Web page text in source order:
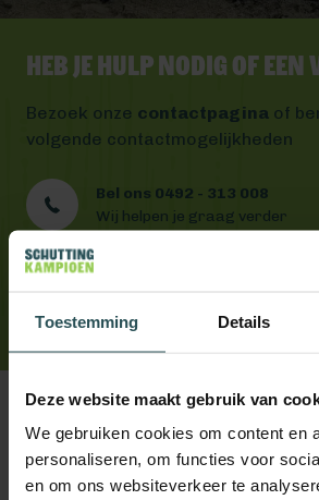
Toestemming Details
Deze website maakt gebruik van
We gebruiken cookies om content en
personaliseren, om functies voor
en om ons websiteverkeer te
Heb je hulp nodig of een
Bezoek onze contactpagina of
volgende contactmogelijkheden
Bel ons 0492 - 313 008
Wij helpen je graag verder
Handig toch?
Volg ons!